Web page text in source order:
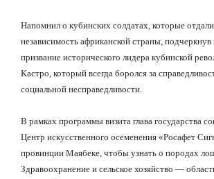
Напомнил о кубинских солдатах, которые
независимость африканской страны, подчеркнув
призвание исторического лидера кубинской
Кастро, который всегда боролся за
социальной несправедливости.
В рамках программы визита глава государства
Центр искусственного осеменения «Росафет
провинции Маябеке, чтобы узнать о породах
Здравоохранение и сельское хозяйство —